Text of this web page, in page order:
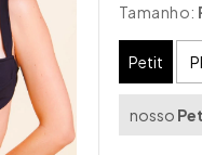
Tamanho:
Petit
nosso